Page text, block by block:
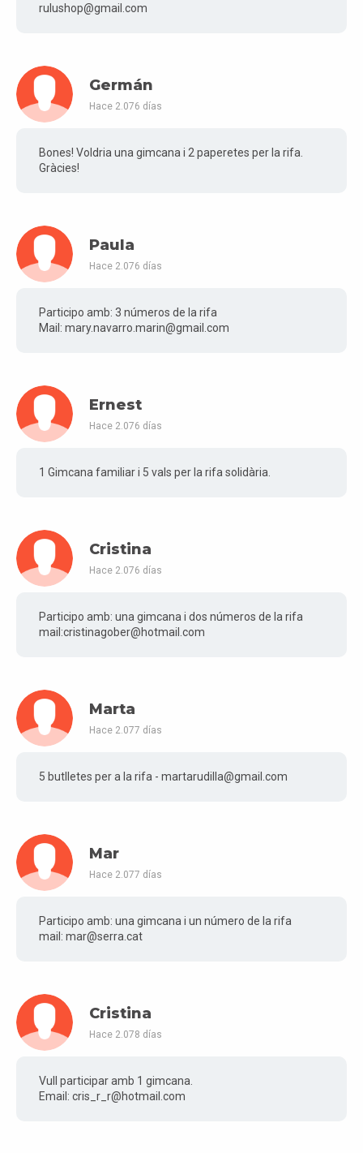
rulushop@gmail.com
Germán
Hace 2.076 días
Bones! Voldria una gimcana i 2 paperetes per la rifa.
Gràcies!
Paula
Hace 2.076 días
Participo amb: 3 números de la rifa
Mail: mary.navarro.marin@gmail.com
Ernest
Hace 2.076 días
1 Gimcana familiar i 5 vals per la rifa solidària.
Cristina
Hace 2.076 días
Participo amb: una gimcana i dos números de la rifa
mail:cristinagober@hotmail.com
Marta
Hace 2.077 días
5 butlletes per a la rifa - martarudilla@gmail.com
Mar
Hace 2.077 días
Participo amb: una gimcana i un número de la rifa
mail: mar@serra.cat
Cristina
Hace 2.078 días
Vull participar amb 1 gimcana.
Email: cris_r_r@hotmail.com